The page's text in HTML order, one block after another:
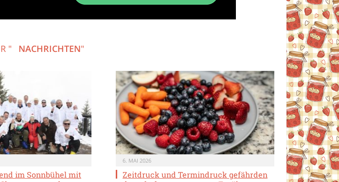
" NACHRICHTEN"
im Sonnbühel mit
6. MAI 2026
Zeitdruck und Termindruck gefährden